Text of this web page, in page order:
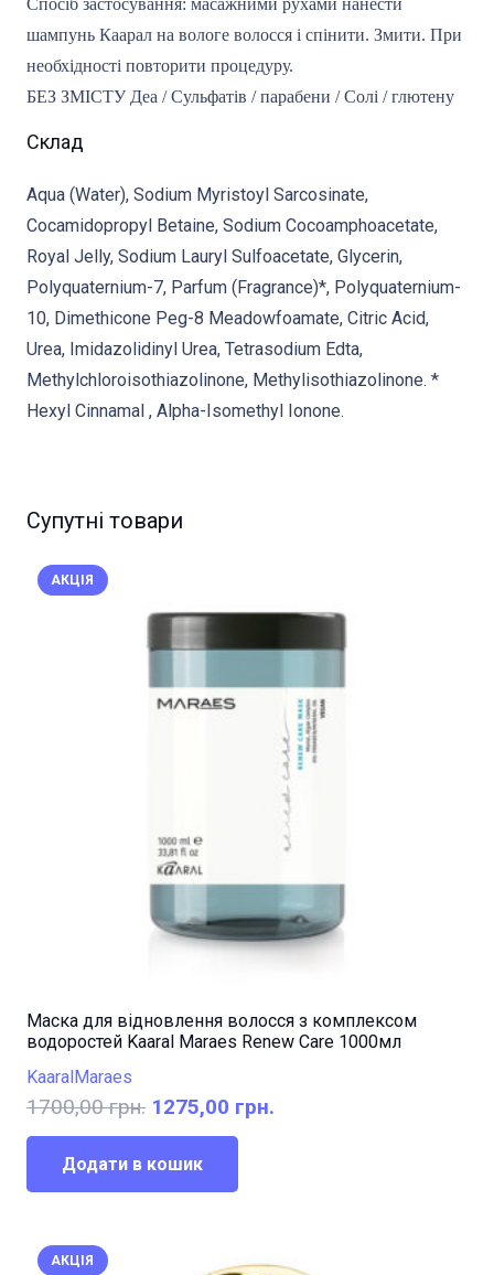
шампунь Каарал на вологе волосся і спінити. Змити. При
необхідності повторити процедуру.
БЕЗ ЗМІСТУ Деа / Сульфатів / парабени / Солі / глютену
Склад
Aqua (Water), Sodium Myristoyl Sarcosinate,
Cocamidopropyl Betaine, Sodium Cocoamphoacetate,
Royal Jelly, Sodium Lauryl Sulfoacetate, Glycerin,
Polyquaternium-7, Parfum (Fragrance)*, Polyquaternium-
10, Dimethicone Peg-8 Meadowfoamate, Citric Acid,
Urea, Imidazolidinyl Urea, Tetrasodium Edta,
Methylchloroisothiazolinone, Methylisothiazolinone. *
Hexyl Cinnamal , Alpha-Isomethyl Ionone.
Супутні товари
АКЦІЯ
Маска для відновлення волосся з комплексом
водоростей Kaaral Maraes Renew Care 1000мл
Kaaral Maraes
1700,00грн. Оригінальна
ціна:
1700,00 грн..
1275,00 грн.
Додати в кошик
АКЦІЯ